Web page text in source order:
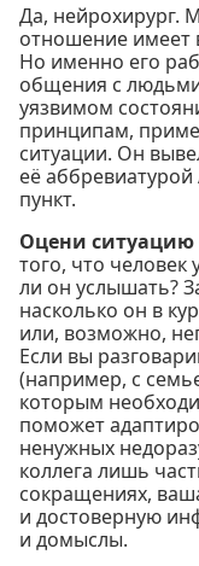
Да, нейрохирург.
отношение имеет
Но именно его
общения с
уязвимом
принципам,
ситуации. Он
её
пункт.
Оцени ситуацию
того, что человек
ли он услышать?
насколько он в
или, возможно,
Если вы
(например, с
которым
поможет
ненужных
коллега лишь
сокращениях,
и достоверную
и домыслы.